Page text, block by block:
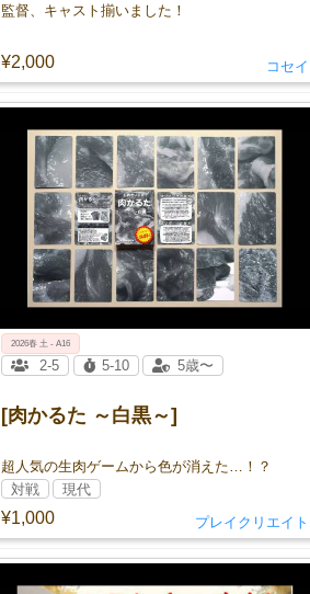
監督、キャスト揃いました！
¥2,000 コセイ
[肉かるた ～白黒～]
超人気の生肉ゲームから色が消えた…！？
¥1,000
2026春 土 - A16
2-5 5-10 5歳〜
対戦 現代
プレイクリエイト